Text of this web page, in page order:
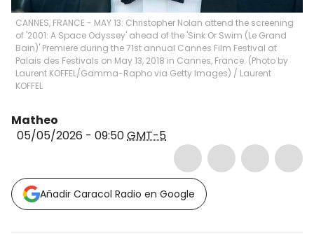
CANNES, FRANCE - MAY 13: Christopher Nolan attend the screening
of '2001: A Space Odyssey' ahead of the 'Sink Or Swim (Le Grand
Bain)' Premiere during the 71st annual Cannes Film Festival at
Palais des Festivals on May 13, 2018 in Cannes, France. (Photo by
Laurent KOFFEL/Gamma-Rapho via Getty Images) / Laurent
KOFFEL
Matheo
05/05/2026 - 09:50GMT-5
Añadir Caracol Radio en Google